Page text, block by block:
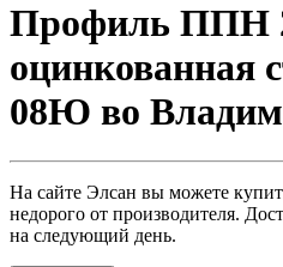
Профиль ППН
оцинкованная
08Ю во
На сайте Элсан вы можете
недорого от производителя.
на следующий день.